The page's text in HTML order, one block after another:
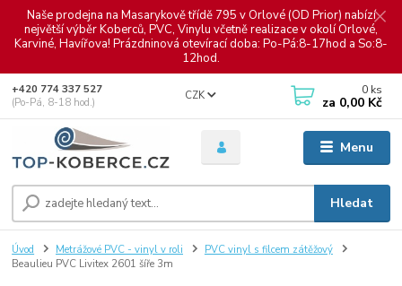
Naše prodejna na Masarykově třídě 795 v Orlové (OD Prior) nabízí
největší výběr Koberců, PVC, Vinylu včetně realizace v okolí Orlové,
Karviné, Havířova! Prázdninová otevírací doba: Po-Pá:8-17hod a So:8-
12hod.
Menu
CZK
Hledat
+420 774 337 527
(Po-Pá, 8-18 hod.)
0 ks
za 0,00 Kč
Úvod Metrážové PVC - vinyl v roli
PVC vinyl s filcem zátěžový
Beaulieu PVC Livitex 2601 šíře 3m